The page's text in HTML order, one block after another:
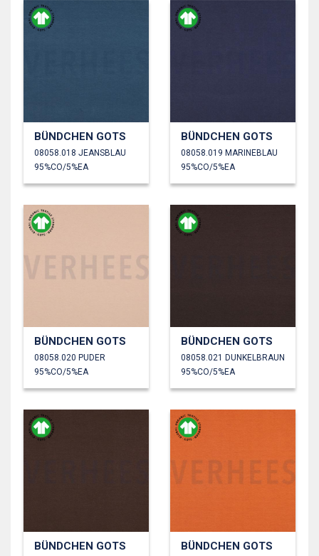
BÜNDCHEN GOTS
08058.018 JEANSBLAU
95%CO/5%EA
BÜNDCHEN GOTS
08058.019 MARINEBLAU
95%CO/5%EA
BÜNDCHEN GOTS
08058.020 PUDER
95%CO/5%EA
BÜNDCHEN GOTS
08058.021 DUNKELBRAUN
95%CO/5%EA
BÜNDCHEN GOTS BÜNDCHEN GOTS